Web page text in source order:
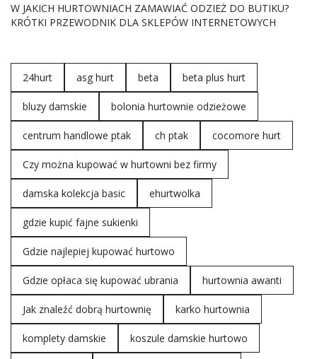
W JAKICH HURTOWNIACH ZAMAWIAĆ ODZIEŻ DO BUTIKU?
KRÓTKI PRZEWODNIK DLA SKLEPÓW INTERNETOWYCH
24hurt asg hurt beta beta plus hurt
bluzy damskie bolonia hurtownie odzieżowe
centrum handlowe ptak ch ptak cocomore hurt
Czy można kupować w hurtowni bez firmy
damska kolekcja basic ehurtwolka
gdzie kupić fajne sukienki
Gdzie najlepiej kupować hurtowo
Gdzie opłaca się kupować ubrania hurtownia awanti
Jak znaleźć dobrą hurtownię karko hurtownia
komplety damskie koszule damskie hurtowo